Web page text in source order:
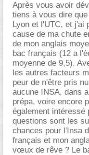
Après vous avoir
tiens à vous dire
Lyon et l'UTC, et j'ai
cause de ma chute
de mon anglais
bac français (12 a
moyenne de 9,5).
les autres facteurs
peur de n'être pris
aucune INSA, dans
prépa, voire encore
également intéressé
questions sont les
chances pour l'Insa
français et mon
vœux de rêve ? Le